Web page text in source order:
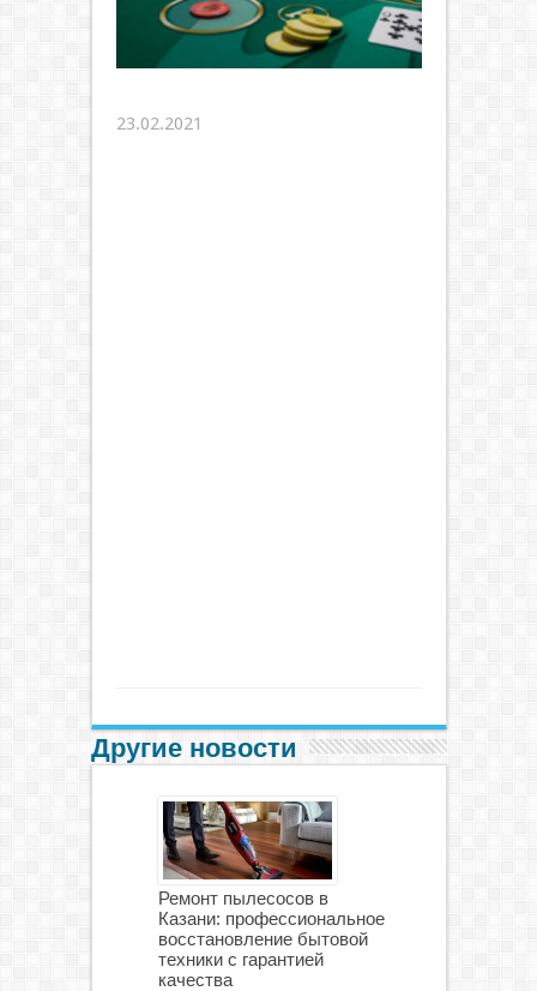
23.02.2021
Другие новости
Ремонт пылесосов в
Казани: профессиональное
восстановление бытовой
техники с гарантией
качества